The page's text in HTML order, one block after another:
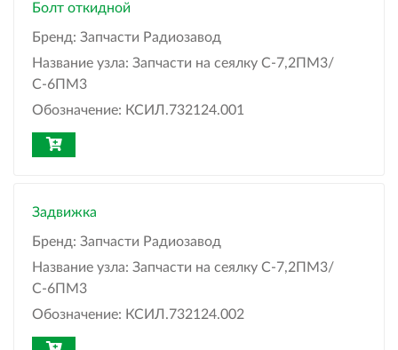
Болт откидной
Бренд: Запчасти Радиозавод
Название узла: Запчасти на сеялку С-7,2ПМ3/
С-6ПМ3
Обозначение: КСИЛ.732124.001
Задвижка
Бренд: Запчасти Радиозавод
Название узла: Запчасти на сеялку С-7,2ПМ3/
С-6ПМ3
Обозначение: КСИЛ.732124.002